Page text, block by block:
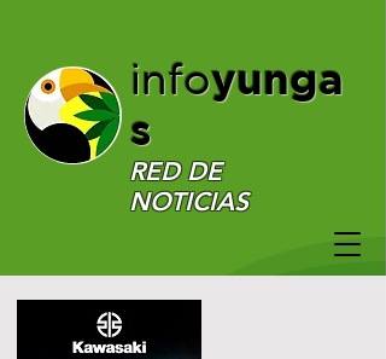
infoyunga
s
RED DE
NOTICIAS